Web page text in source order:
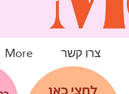
צרו קשר More